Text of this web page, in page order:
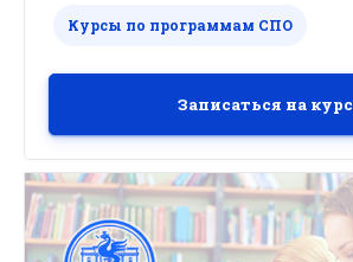
Курсы по программам СПО
Записаться на курс